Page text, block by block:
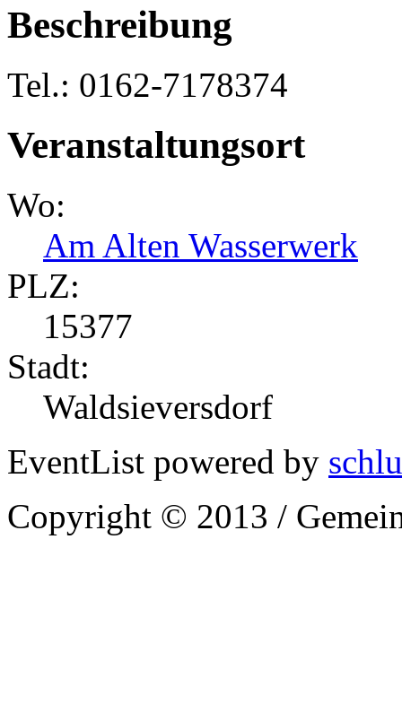
Beschreibung
Tel.: 0162-7178374
Veranstaltungsort
Wo:
Am Alten Wasserwerk
PLZ:
15377
Stadt:
Waldsieversdorf
EventList powered by
Copyright © 2013 /